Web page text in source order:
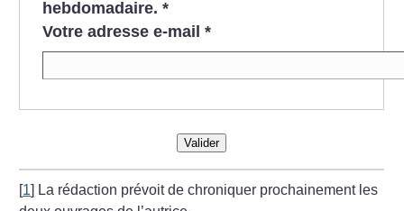
hebdomadaire. *
Votre adresse e-mail *
Valider
[1] La rédaction prévoit de chroniquer prochainement les